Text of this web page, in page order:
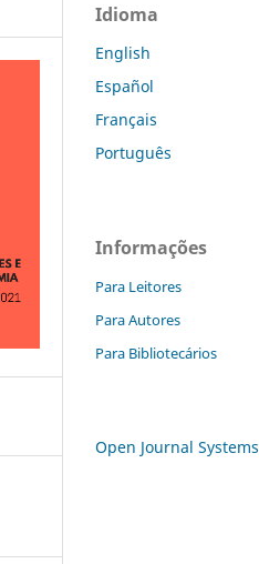
Idioma
English
Español
Français
Português
Informações
Para Leitores
Para Autores
Para Bibliotecários
Open Journal Systems